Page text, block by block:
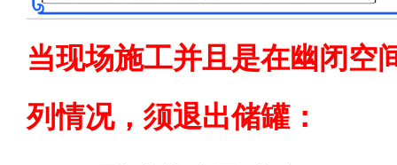
当现场施工并且是在幽闭空
列情况，须退出储罐：